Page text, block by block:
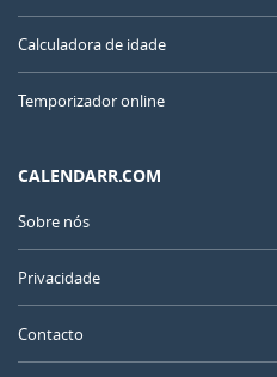
Calculadora de idade
Temporizador online
CALENDARR.COM
Sobre nós
Privacidade
Contacto